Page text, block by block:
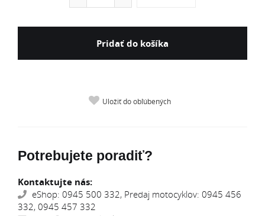
Pridať do košíka
Uložiť do obľúbených
Potrebujete poradiť?
Kontaktujte nás:
eShop: 0945 500 332, Predaj motocyklov: 0945 456
332, 0945 457 332